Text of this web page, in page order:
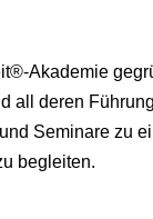
Akademie
all deren
Seminare zu
begleiten.